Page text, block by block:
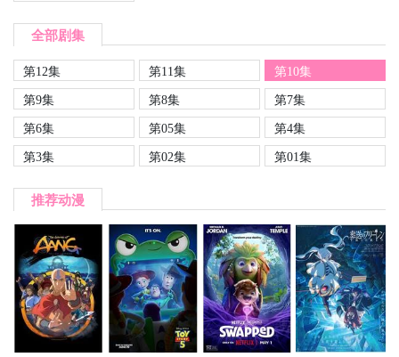
全部剧集
第12集 第11集
第10集
第9集
第8集
第7集
第6集
第05集
第4集
第3集
第02集 第01集
推荐动漫